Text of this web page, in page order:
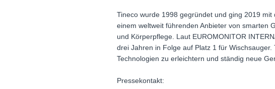
Tineco wurde 1998 gegründet und ging 2019
einem weltweit führenden Anbieter von smarten
und Körperpflege. Laut EUROMONITOR
drei Jahren in Folge auf Platz 1 für
Technologien zu erleichtern und ständig neue
Pressekontakt: